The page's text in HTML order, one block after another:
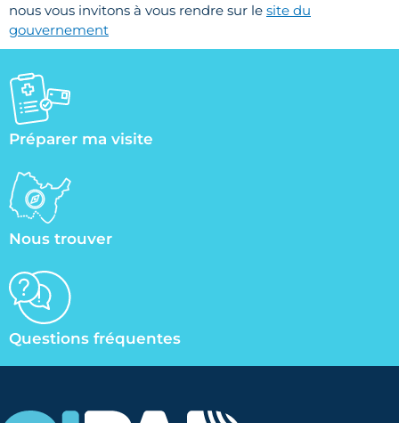
nous vous invitons à vous rendre sur le site du
gouvernement
Préparer ma visite
Nous trouver
Questions fréquentes